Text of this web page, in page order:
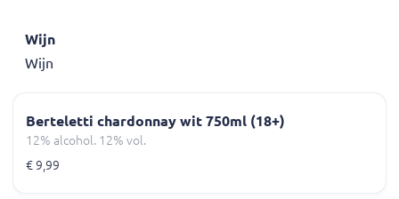
Wijn
Wijn
Berteletti chardonnay wit 750ml (18+)
12% alcohol. 12% vol.
€ 9,99